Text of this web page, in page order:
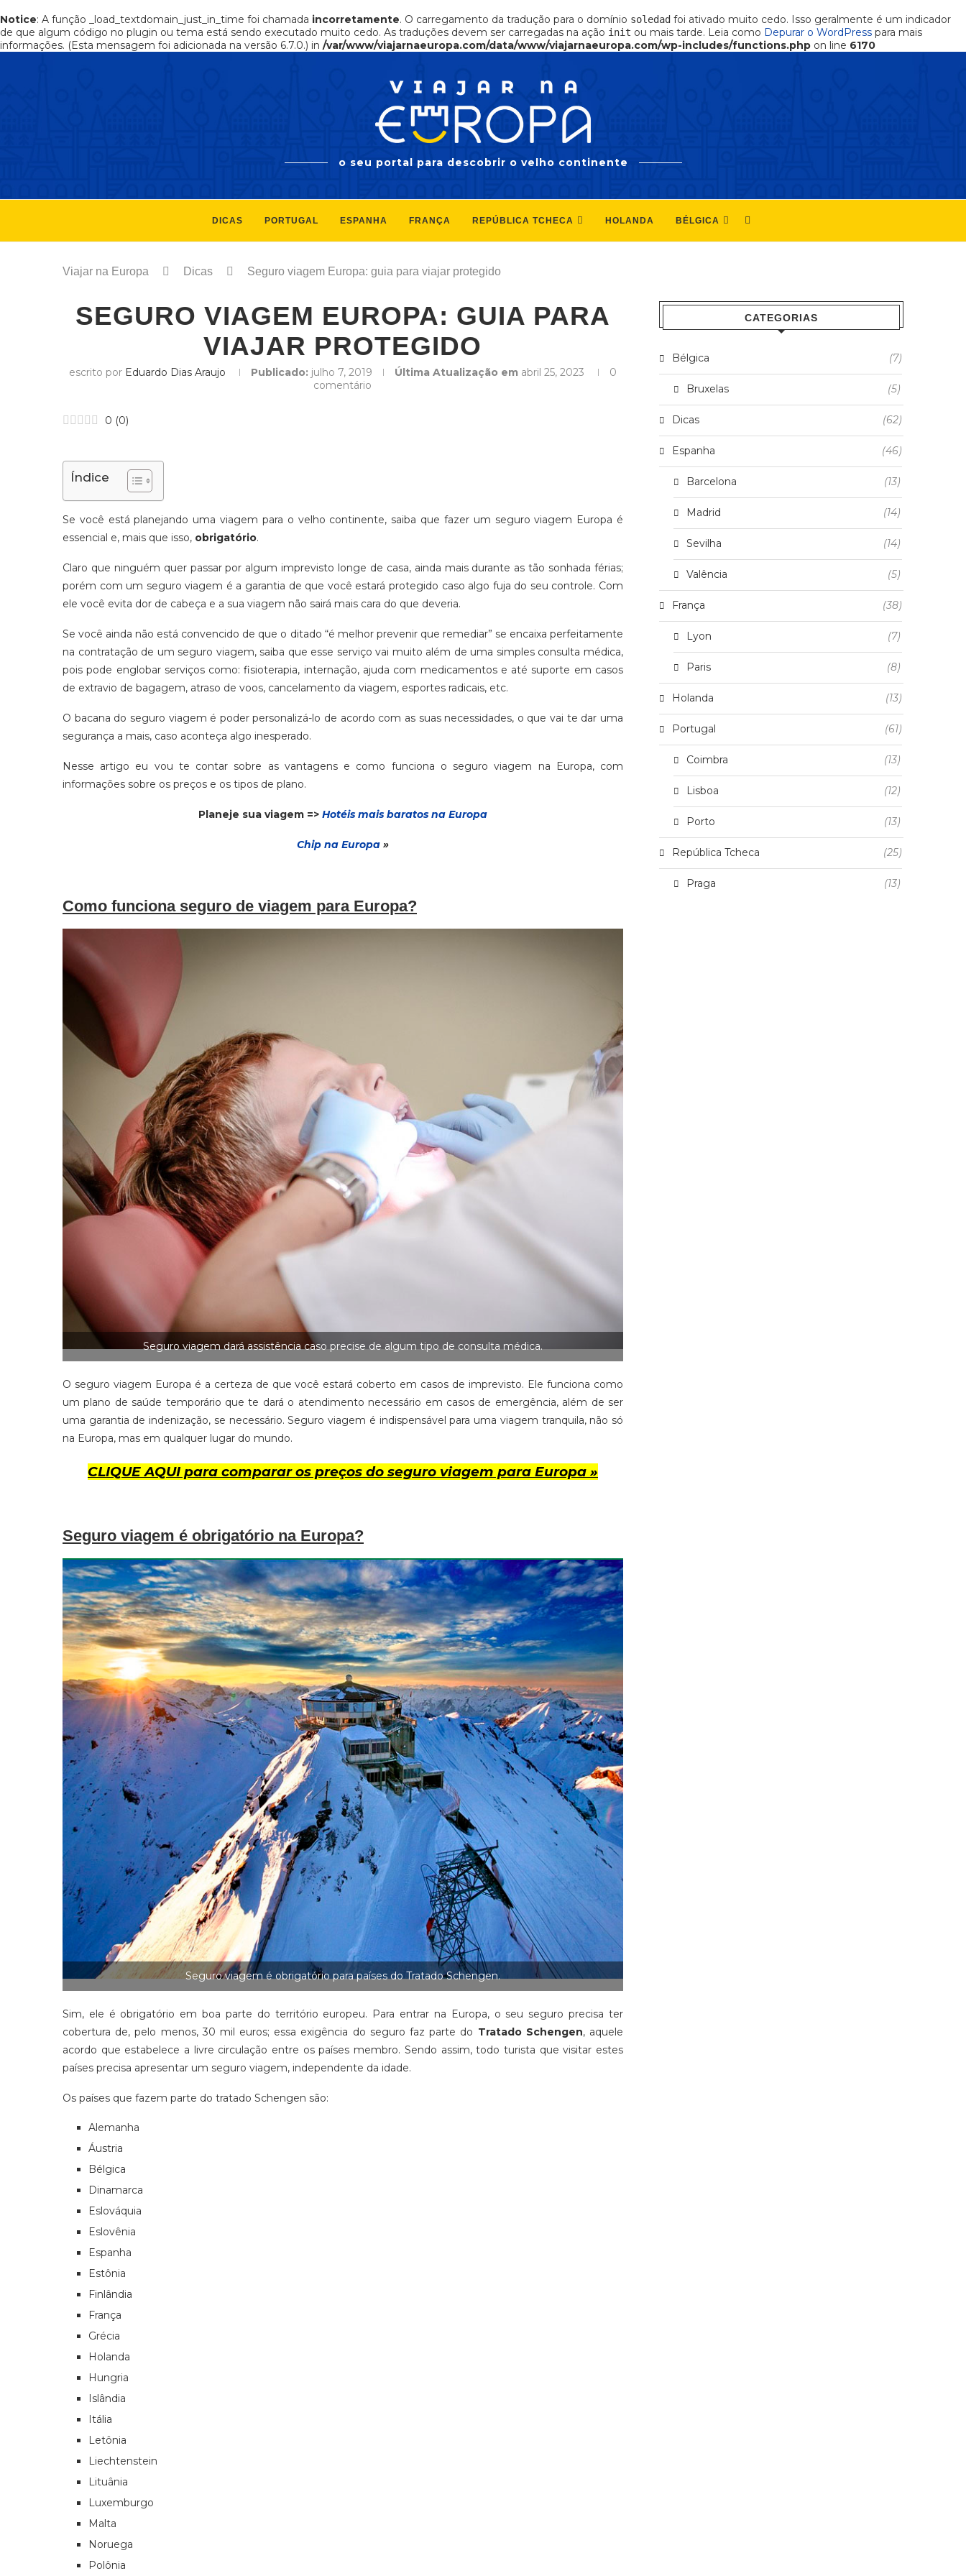
Notice: A função _load_textdomain_just_in_time foi chamada incorretamente. O carregamento da tradução para o domínio soledad foi ativado muito cedo. Isso geralmente é um indicador
de que algum código no plugin ou tema está sendo executado muito cedo. As traduções devem ser carregadas na ação init ou mais tarde. Leia como Depurar o WordPress para mais
informações. (Esta mensagem foi adicionada na versão 6.7.0.) in /var/www/viajarnaeuropa.com/data/www/viajarnaeuropa.com/wp-includes/functions.php on line 6170
o seu portal para descobrir o velho continente
DICAS PORTUGAL ESPANHA FRANÇA REPÚBLICA TCHECA HOLANDA BÉLGICA
Viajar na Europa Dicas Seguro viagem Europa: guia para viajar protegido
SEGURO VIAGEM EUROPA: GUIA PARA
VIAJAR PROTEGIDO
escrito por Eduardo Dias Araujo Publicado: julho 7, 2019 Última Atualização em abril 25, 2023
0
comentário
0 (0)
Índice
Se você está planejando uma viagem para o velho continente, saiba que fazer um seguro viagem Europa é
essencial e, mais que isso, obrigatório.
Claro que ninguém quer passar por algum imprevisto longe de casa, ainda mais durante as tão sonhada férias;
porém com um seguro viagem é a garantia de que você estará protegido caso algo fuja do seu controle. Com
ele você evita dor de cabeça e a sua viagem não sairá mais cara do que deveria.
Se você ainda não está convencido de que o ditado “é melhor prevenir que remediar” se encaixa perfeitamente
na contratação de um seguro viagem, saiba que esse serviço vai muito além de uma simples consulta médica,
pois pode englobar serviços como: fisioterapia, internação, ajuda com medicamentos e até suporte em casos
de extravio de bagagem, atraso de voos, cancelamento da viagem, esportes radicais, etc.
O bacana do seguro viagem é poder personalizá-lo de acordo com as suas necessidades, o que vai te dar uma
segurança a mais, caso aconteça algo inesperado.
Nesse artigo eu vou te contar sobre as vantagens e como funciona o seguro viagem na Europa, com
informações sobre os preços e os tipos de plano.
Planeje sua viagem => Hotéis mais baratos na Europa
Chip na Europa»
Como funciona seguro de viagem para Europa?
Seguro viagem dará assistência caso precise de algum tipo de consulta médica.
O seguro viagem Europa é a certeza de que você estará coberto em casos de imprevisto. Ele funciona como
um plano de saúde temporário que te dará o atendimento necessário em casos de emergência, além de ser
uma garantia de indenização, se necessário. Seguro viagem é indispensável para uma viagem tranquila, não só
na Europa, mas em qualquer lugar do mundo.
CLIQUE AQUI para comparar os preços do seguro viagem para Europa »
Seguro viagem é obrigatório na Europa?
Seguro viagem é obrigatório para países do Tratado Schengen.
Sim, ele é obrigatório em boa parte do território europeu. Para entrar na Europa, o seu seguro precisa ter
cobertura de, pelo menos, 30 mil euros; essa exigência do seguro faz parte do Tratado Schengen, aquele
acordo que estabelece a livre circulação entre os países membro. Sendo assim, todo turista que visitar estes
países precisa apresentar um seguro viagem, independente da idade.
Os países que fazem parte do tratado Schengen são:
Alemanha
Áustria
Bélgica
Dinamarca
Eslováquia
Eslovênia
Espanha
Estônia
Finlândia
França
Grécia
Holanda
Hungria
Islândia
Itália
Letônia
Liechtenstein
Lituânia
Luxemburgo
Malta
Noruega
Polônia
CATEGORIAS
Bélgica (7)
Bruxelas (5)
Dicas (62)
Espanha (46)
Barcelona (13)
Madrid (14)
Sevilha (14)
Valência (5)
França (38)
Lyon (7)
Paris (8)
Holanda (13)
Portugal (61)
Coimbra (13)
Lisboa (12)
Porto (13)
República Tcheca (25)
Praga (13)